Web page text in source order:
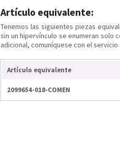
Artículo equivalente:
Tenemos las siguientes piezas
sin un hipervínculo se enumeran solo
adicional, comuníquese con el servicio
Artículo equivalente
2099654-018-COMEN